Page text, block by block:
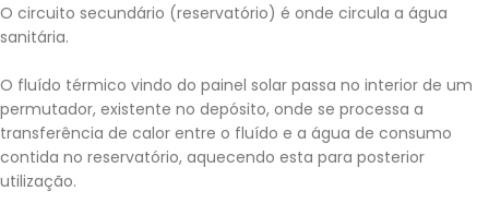
O circuito secundário (reservatório) é onde circula a água
sanitária.
O fluído térmico vindo do painel solar passa no interior de um
permutador, existente no depósito, onde se processa a
transferência de calor entre o fluído e a água de consumo
contida no reservatório, aquecendo esta para posterior
utilização.